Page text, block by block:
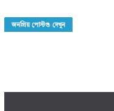
জনপ্রিয় পোস্টগু দেখুন